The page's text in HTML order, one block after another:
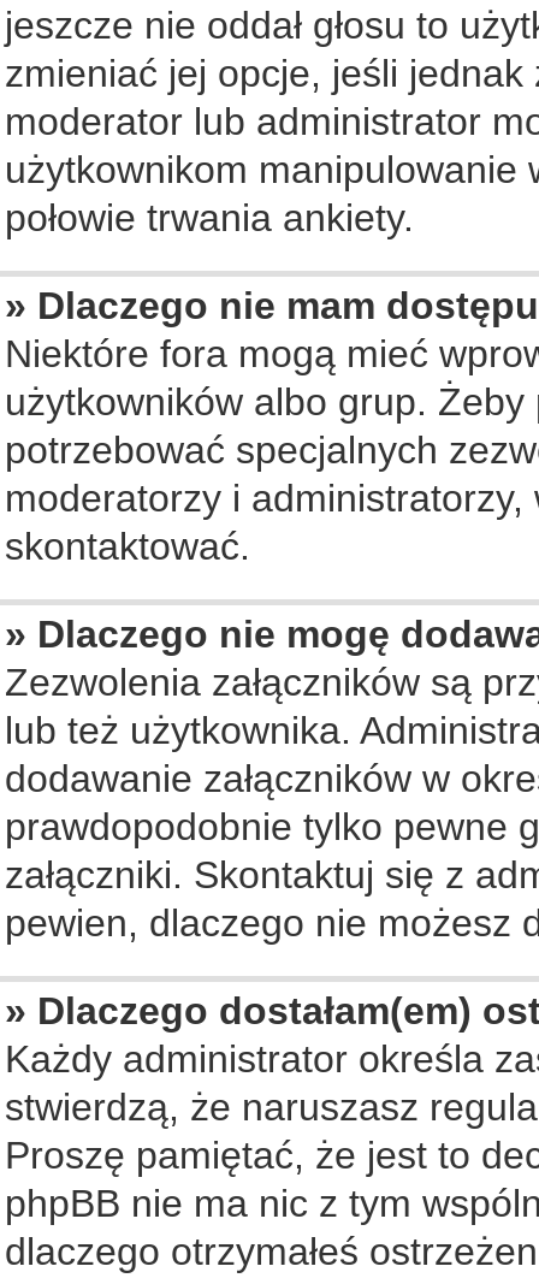
jeszcze nie oddał głosu to
zmieniać jej opcje, jeśli jednak
moderator lub administrator
użytkownikom
połowie trwania ankiety.
» Dlaczego nie mam
Niektóre fora mogą mieć
użytkowników albo grup.
potrzebować specjalnych
moderatorzy i
skontaktować.
» Dlaczego nie mogę
Zezwolenia załączników są
lub też użytkownika.
dodawanie załączników w
prawdopodobnie tylko pewne
załączniki. Skontaktuj się z
pewien, dlaczego nie możesz
» Dlaczego dostałam(em)
Każdy administrator określa
stwierdzą, że naruszasz
Proszę pamiętać, że jest to
phpBB nie ma nic z tym
dlaczego otrzymałeś